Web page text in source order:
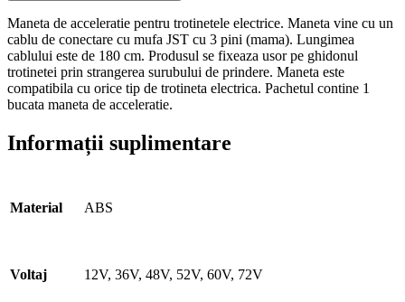
Maneta de acceleratie pentru trotinetele electrice. Maneta vine cu un
cablu de conectare cu mufa JST cu 3 pini (mama). Lungimea
cablului este de 180 cm. Produsul se fixeaza usor pe ghidonul
trotinetei prin strangerea surubului de prindere. Maneta este
compatibila cu orice tip de trotineta electrica. Pachetul contine 1
bucata maneta de acceleratie.
Informații suplimentare
Material ABS
Voltaj 12V, 36V, 48V, 52V, 60V, 72V